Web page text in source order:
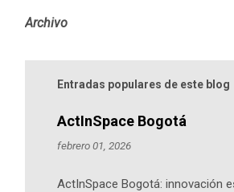
Archivo
Entradas populares de este blog
ActInSpace Bogotá
febrero 01, 2026
ActInSpace Bogotá: innovación